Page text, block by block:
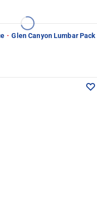
· Glen Canyon Lumbar Pack